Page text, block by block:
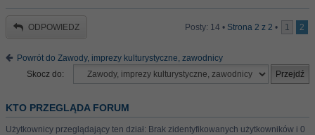
ODPOWIEDZ Posty: 14 • Strona 2 z 2 • 1 2
Powrót do Zawody, imprezy kulturystyczne, zawodnicy
Skocz do:
KTO PRZEGLĄDA FORUM
Użytkownicy przeglądający ten dział: Brak zidentyfikowanych użytkowników i 0